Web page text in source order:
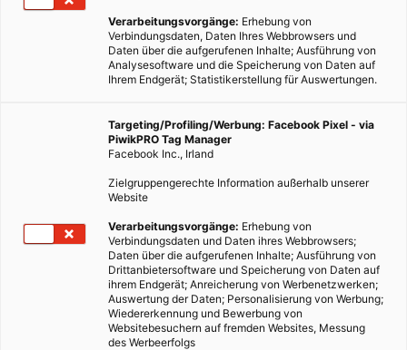
Verarbeitungsvorgänge: Erhebung von
Verbindungsdaten, Daten Ihres Webbrowsers und
Daten über die aufgerufenen Inhalte; Ausführung von
Analysesoftware und die Speicherung von Daten auf
Ihrem Endgerät; Statistikerstellung für Auswertungen.
Targeting/Profiling/Werbung: Facebook Pixel - via
PiwikPRO Tag Manager
Facebook Inc., Irland
Zielgruppengerechte Information außerhalb unserer
Website
Verarbeitungsvorgänge: Erhebung von
Verbindungsdaten und Daten ihres Webbrowsers;
Daten über die aufgerufenen Inhalte; Ausführung von
Drittanbietersoftware und Speicherung von Daten auf
ihrem Endgerät; Anreicherung von Werbenetzwerken;
Auswertung der Daten; Personalisierung von Werbung;
Wiedererkennung und Bewerbung von
Websitebesuchern auf fremden Websites, Messung
des Werbeerfolgs